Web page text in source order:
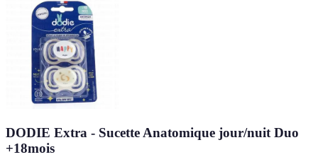
DODIE Extra - Sucette Anatomique jour/nuit Duo
+18mois